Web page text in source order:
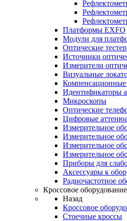
Платформы EXFO
Модули для
Оптические
Источники
Измерители
Визуальные
Идентификаторы
Микроскопы
Оптические
Цифровые
Измерительное
Измерительное
Измерительное
Измерительное
Приборы для
Аксессуары к
Радиочастотное
Кроссовое оборудование
Назад
Кроссовое
Стоечные кроссы